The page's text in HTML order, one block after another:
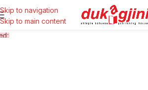
Skip to navigation
Skip to main content